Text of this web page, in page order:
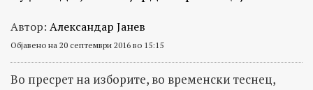
Автор: Александар Јанев
Објавено на 20 септември 2016 во 15:15
Во пресрет на изборите, во временски теснец,